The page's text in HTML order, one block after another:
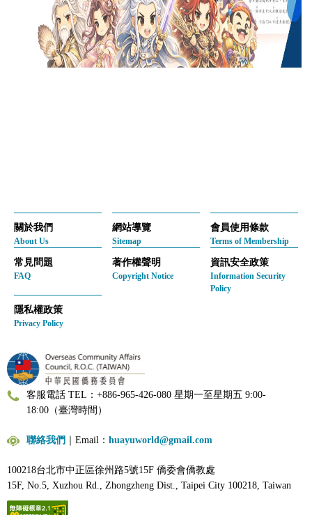
關於我們
About Us
網站導覽
Sitemap
會員使用條款
Terms of Membership
常見問題
FAQ
著作權聲明
Copyright Notice
資訊安全政策
Information Security
Policy
隱私權政策
Privacy Policy
客服電話 TEL：+886-965-426-080 星期一至星期五 9:00-
18:00（臺灣時間）
聯絡我們 ｜Email： huayuworld@gmail.com
100218台北市中正區徐州路5號15F 僑委會僑教處
15F, No.5, Xuzhou Rd., Zhongzheng Dist., Taipei City 100218, Taiwan